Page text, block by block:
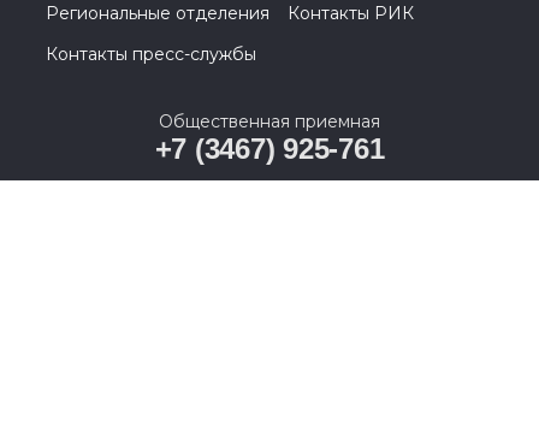
Региональные отделения
Контакты РИК
Контакты пресс-службы
Общественная приемная
+7 (3467) 925-761